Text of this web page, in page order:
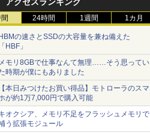
24時間 1週間 1カ月
の速さとSSDの大容量を兼ね備えた
HBF」
モリ8GBで仕事なんて無理……そう思ってい
時期が僕にもありました
本日みつけたお買い得品】モトローラのスマ
が約1万7,000円で購入可能
オクシア、メモリ不足をフラッシュメモリで
う拡張モジュール